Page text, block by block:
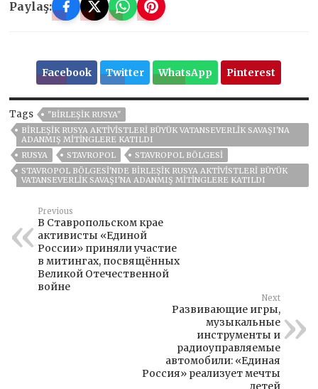
Paylaş:
Facebook Twitter WhatsApp Pinterest
Tags
"BIRLEŞIK RUSYA"
BIRLEŞIK RUSYA AKTIVISTLERI BÜYÜK VATANSEVERLIK SAVAŞI'NA
ADANMIŞ MITINGLERE KATILDI
RUSYA
STAVROPOL
STAVROPOL BÖLGESI
STAVROPOL BÖLGESI'NDE BIRLEŞIK RUSYA AKTIVISTLERI BÜYÜK
VATANSEVERLIK SAVAŞI'NA ADANMIŞ MITINGLERE KATILDI
Previous
В Ставропольском крае
активисты «Единой
России» приняли участие
в митингах, посвящённых
Великой Отечественной
войне
Next
Развивающие игры,
музыкальные
инструменты и
радиоуправляемые
автомобили: «Единая
Россия» реализует мечты
детей